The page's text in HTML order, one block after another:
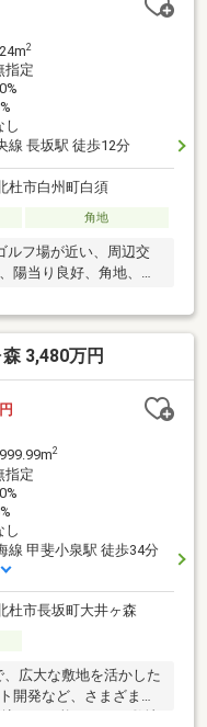
現地をご覧ください。
2
指定
し
線 長坂駅 徒歩12分
杜市白州町白須
角地
ルフ場が近い、周辺交
陽当り良好、角地、家
3,480万円
2
指定
し
線 甲斐小泉駅 徒歩34分
杜市長坂町大井ヶ森
広大な敷地を活かした
開発など、さまざまな
みが可能なほか、敷地